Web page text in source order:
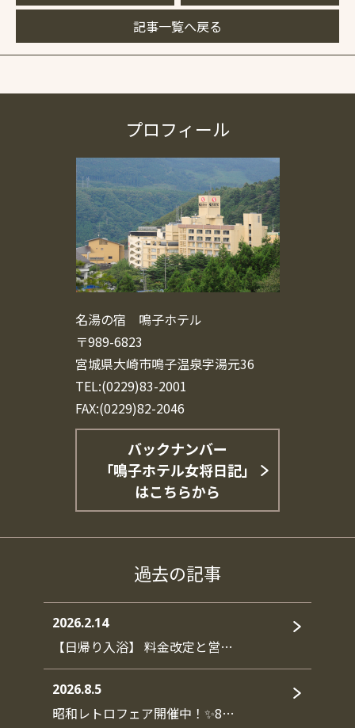
記事一覧へ戻る
プロフィール
名湯の宿 鳴子ホテル
〒989-6823
宮城県大崎市鳴子温泉字湯元36
TEL:(0229)83-2001
FAX:(0229)82-2046
バックナンバー
「鳴子ホテル女将日記」
はこちらから
過去の記事
2026.2.14
【日帰り入浴】 料金改定と営…
2026.8.5
昭和レトロフェア開催中！✨8…